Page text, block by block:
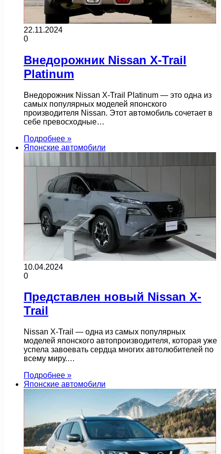
22.11.2024
0
Внедорожник Nissan X-Trail
Platinum
Внедорожник Nissan X-Trail Platinum — это одна из
самых популярных моделей японского
производителя Nissan. Этот автомобиль сочетает в
себе превосходные…
Подробнее »
Японские автомобили
10.04.2024
0
Представлен новый Nissan X-
Trail
Nissan X-Trail — одна из самых популярных
моделей японского автопроизводителя, которая уже
успела завоевать сердца многих автолюбителей по
всему миру.…
Подробнее »
Японские автомобили